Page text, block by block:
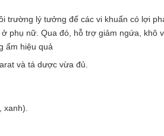
trường lý tưởng để các vi khuẩn có lợi
phụ nữ. Qua đó, hỗ trợ giảm ngứa, khô
ẩm hiệu quả
và tá dược vừa đủ.
xanh).